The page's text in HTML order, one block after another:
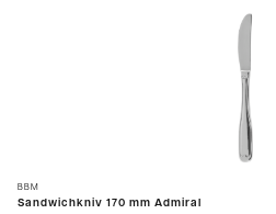
BBM
Sandwichkniv 170 mm Admiral